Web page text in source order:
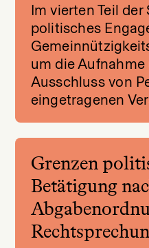
Im vierten Teil der
politisches
um die Aufnahme
Ausschluss von
eingetragenen
Grenzen
Betätigung